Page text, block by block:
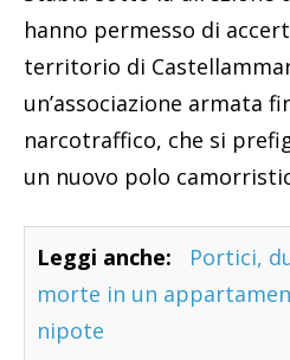
hanno permesso di
territorio di
un’associazione armata
narcotraffico, che si
un nuovo polo
Leggi anche:
Portici,
morte in un
nipote